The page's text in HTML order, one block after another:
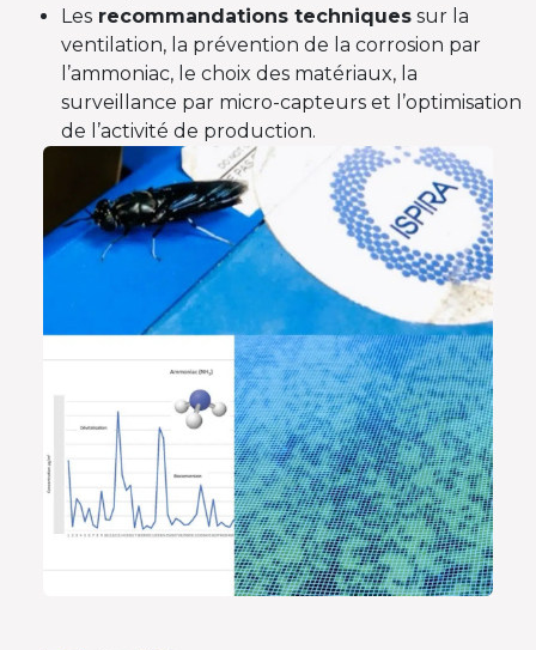
Les recommandations techniques sur la
ventilation, la prévention de la corrosion par
l’ammoniac, le choix des matériaux, la
surveillance par micro-capteurs et l’optimisation
de l’activité de production.